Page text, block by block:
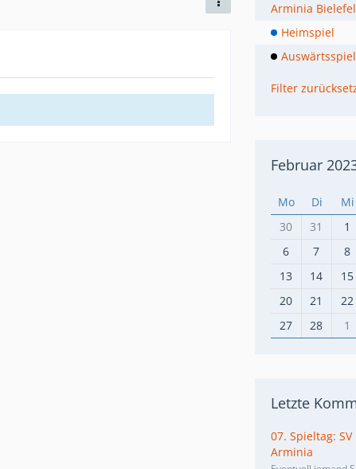
Arminia
Heimspiel
Auswärtsspiel
Filter
Februar
Mo Di Mi
30
31 1
6
7 8
13
14 15
20
21 22
27
28 1
Letzte
07. Spieltag:
Arminia